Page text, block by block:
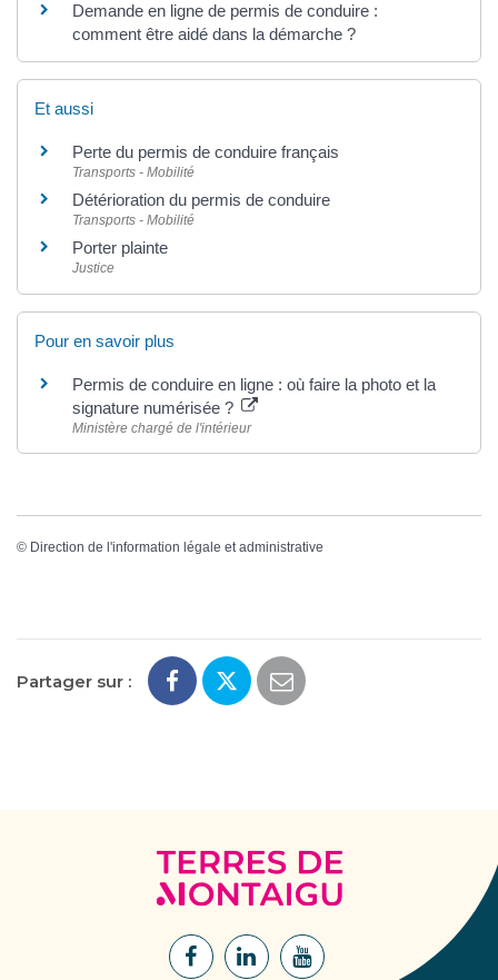
Demande en ligne de permis de conduire :
comment être aidé dans la démarche ?
Et aussi
Perte du permis de conduire français
Transports - Mobilité
Détérioration du permis de conduire
Transports - Mobilité
Porter plainte
Justice
Pour en savoir plus
Permis de conduire en ligne : où faire la photo et la
signature numérisée ?
Ministère chargé de l'intérieur
© Direction de l'information légale et administrative
Partager sur :
Terres
de
Montaigu
Lien
Lien
Lien